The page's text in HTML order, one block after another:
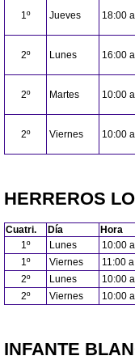
1º Jueves 18:00
2º Lunes 16:00
2º Martes 10:00
2º Viernes 10:00
HERREROS
Cuatri. Día
Hora
1º
Lunes
10:00
1º
Viernes
11:00
2º
Lunes
10:00
2º
Viernes 10:00
INFANTE